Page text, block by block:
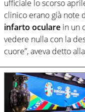
ufficiale lo scorso
clinico erano già note
infarto oculare in un
vedere nulla con la
cuore”, aveva detto